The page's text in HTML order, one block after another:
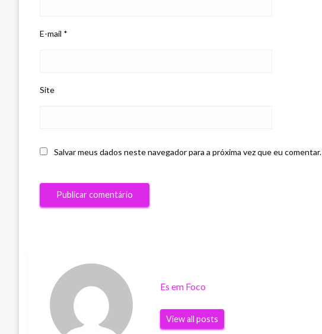
E-mail *
Site
Salvar meus dados neste navegador para a próxima vez que eu comentar.
Es em Foco
View all posts